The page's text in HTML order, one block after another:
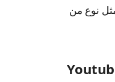
نوع من